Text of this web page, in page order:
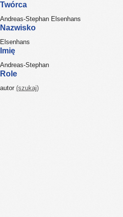
Twórca
Andreas-Stephan Elsenhans
Nazwisko
Elsenhans
Imię
Andreas-Stephan
Role
autor (szukaj)